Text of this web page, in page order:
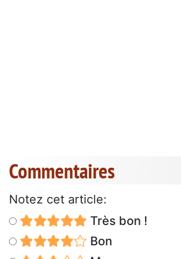
Commentaires
Notez cet article:
Très bon !
Bon